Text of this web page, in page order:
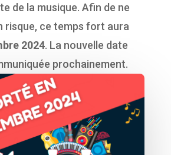
de la musique. Afin de ne
risque, ce temps fort aura
2024. La nouvelle date
prochainement.